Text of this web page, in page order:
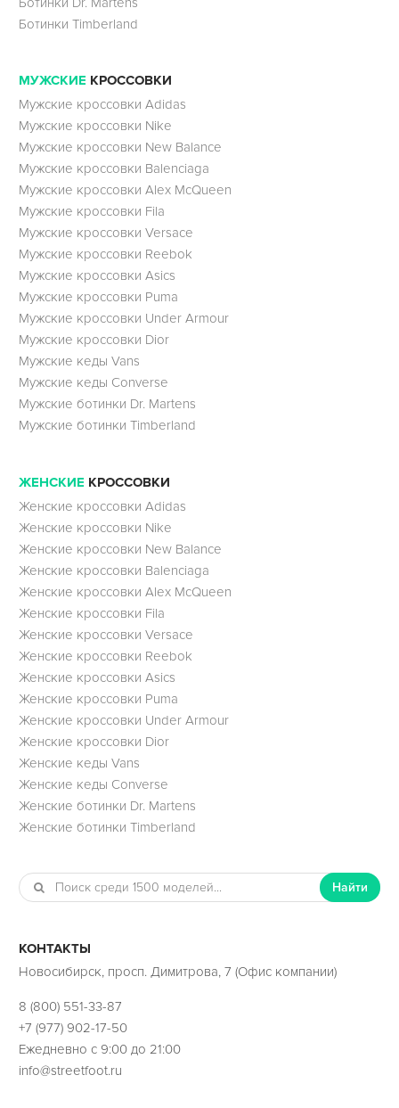
Ботинки Timberland
МУЖСКИЕ КРОССОВКИ
Мужские кроссовки Adidas
Мужские кроссовки Nike
Мужские кроссовки New Balance
Мужские кроссовки Balenciaga
Мужские кроссовки Alex McQueen
Мужские кроссовки Fila
Мужские кроссовки Versace
Мужские кроссовки Reebok
Мужские кроссовки Asics
Мужские кроссовки Puma
Мужские кроссовки Under Armour
Мужские кроссовки Dior
Мужские кеды Vans
Мужские кеды Converse
Мужские ботинки Dr. Martens
Мужские ботинки Timberland
ЖЕНСКИЕ КРОССОВКИ
Женские кроссовки Adidas
Женские кроссовки Nike
Женские кроссовки New Balance
Женские кроссовки Balenciaga
Женские кроссовки Alex McQueen
Женские кроссовки Fila
Женские кроссовки Versace
Женские кроссовки Reebok
Женские кроссовки Asics
Женские кроссовки Puma
Женские кроссовки Under Armour
Женские кроссовки Dior
Женские кеды Vans
Женские кеды Converse
Женские ботинки Dr. Martens
Женские ботинки Timberland
Найти
КОНТАКТЫ
Новосибирск, просп. Димитрова, 7 (Офис компании)
8 (800) 551-33-87
+7 (977) 902-17-50
Ежедневно с 9:00 до 21:00
info@streetfoot.ru